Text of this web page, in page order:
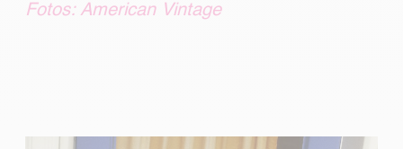
Fotos: American Vintage